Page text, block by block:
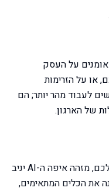
על העסק
או על הזרימות
לעבוד מהר יותר; הם
של הארגון.
יועץ הטמעת AI ממפה את הפעולות שלכם, מזהה איפה ה-AI יניב
את הכלים המתאימים,